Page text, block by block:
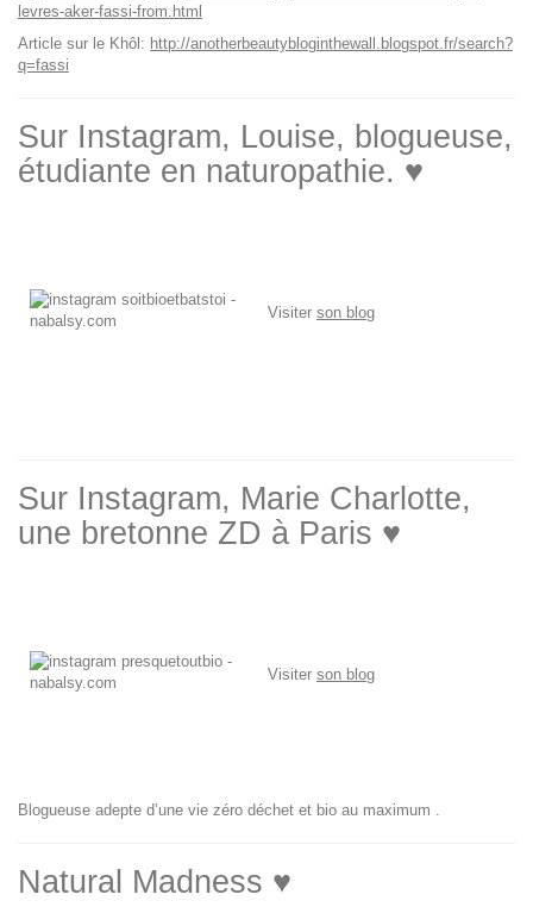
levres-aker-fassi-from.html
Article sur le Khôl: http://anotherbeautybloginthewall.blogspot.fr/search?
q=fassi
Sur Instagram, Louise, blogueuse,
étudiante en naturopathie. ♥
Visiter son blog
Sur Instagram, Marie Charlotte,
une bretonne ZD à Paris ♥
Visiter son blog
Blogueuse adepte d’une vie zéro déchet et bio au maximum .
Natural Madness ♥